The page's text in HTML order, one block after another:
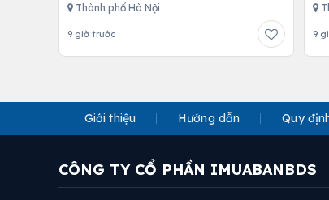
Thành phố Hà Nội
9 giờ trước 9
Giới thiệu Hướng dẫn Quy
CÔNG TY CỔ PHẦN IMUABANBDS